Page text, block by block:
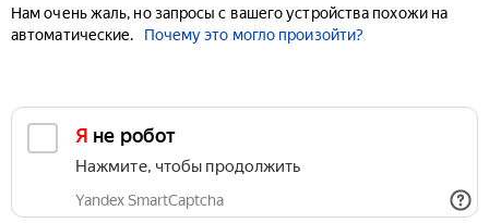
Нам очень жаль, но запросы с вашего устройства похожи на
автоматические.
Почему это могло произойти?
Я не робот
Нажмите, чтобы продолжить
Yandex SmartCaptcha